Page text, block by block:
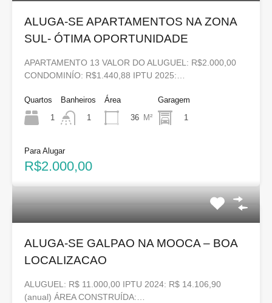
ALUGA-SE APARTAMENTOS NA ZONA
SUL- ÓTIMA OPORTUNIDADE
APARTAMENTO 13 VALOR DO ALUGUEL: R$2.000,00
CONDOMINÍO: R$1.440,88 IPTU 2025:…
Quartos
1
Banheiros
1
Área
36 M²
Garagem
1
Para Alugar
R$2.000,00
ALUGA-SE GALPAO NA MOOCA – BOA
LOCALIZACAO
ALUGUEL: R$ 11.000,00 IPTU 2024: R$ 14.106,90
(anual) ÁREA CONSTRUÍDA:…